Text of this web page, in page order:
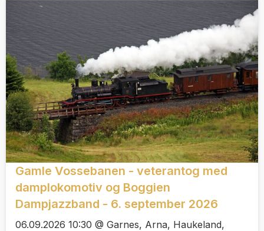
Gamle Vossebanen - veterantog med
damplokomotiv og Boggien
Dampjazzband - 6. september 2026
06.09.2026 10:30 @ Garnes, Arna, Haukeland,